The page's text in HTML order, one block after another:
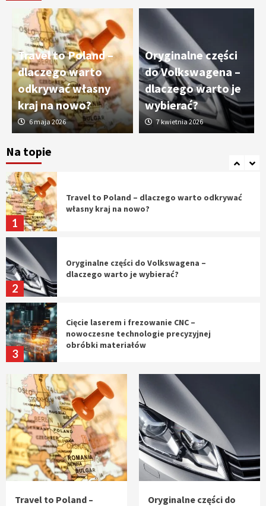
Travel to Poland –
dlaczego warto
odkrywać własny
kraj na nowo?
6 maja 2026
Oryginalne części
do Volkswagena –
dlaczego warto je
wybierać?
7 kwietnia 2026
Na topie
3
nowoczesne technologie precyzyjnej
obróbki materiałów
4
Czy sztuczna inteligencja wyprze pracę
geodety w przyszłości?
5
Tworzenie aplikacji internetowych – jak
1
Travel to Poland – dlaczego warto odkrywać
własny kraj na nowo?
2
Oryginalne części do Volkswagena –
dlaczego warto je wybierać?
3
Cięcie laserem i frezowanie CNC –
nowoczesne technologie precyzyjnej
obróbki materiałów
4
Czy sztuczna inteligencja wyprze pracę
geodety w przyszłości?
5
Tworzenie aplikacji internetowych – jak
powstają nowoczesne rozwiązania cyfrowe
Travel to Poland –
Oryginalne części do